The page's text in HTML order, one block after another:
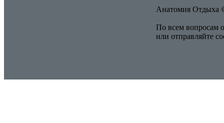
Анатомия Отдыха
По всем вопросам
или отправляйте